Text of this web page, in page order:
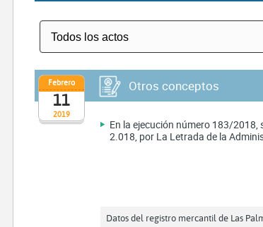
2019
Febrero
11
Otros conceptos
En la ejecución número 183/2018,
2.018, por La Letrada de la
Datos del registro mercantil de Las